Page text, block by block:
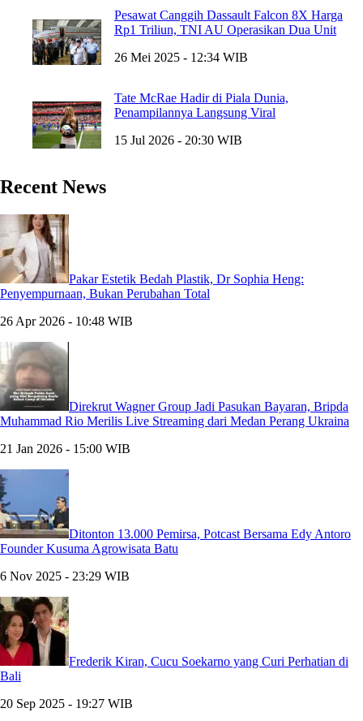
Pesawat Canggih Dassault Falcon 8X Harga
Rp1 Triliun, TNI AU Operasikan Dua Unit
26 Mei 2025 - 12:34 WIB
Tate McRae Hadir di Piala Dunia,
Penampilannya Langsung Viral
15 Jul 2026 - 20:30 WIB
Recent News
Pakar Estetik Bedah Plastik, Dr Sophia Heng:
Penyempurnaan, Bukan Perubahan Total
26 Apr 2026 - 10:48 WIB
Direkrut Wagner Group Jadi Pasukan Bayaran, Bripda
Muhammad Rio Merilis Live Streaming dari Medan Perang Ukraina
21 Jan 2026 - 15:00 WIB
Ditonton 13.000 Pemirsa, Potcast Bersama Edy Antoro
Founder Kusuma Agrowisata Batu
6 Nov 2025 - 23:29 WIB
Frederik Kiran, Cucu Soekarno yang Curi Perhatian di
Bali
20 Sep 2025 - 19:27 WIB